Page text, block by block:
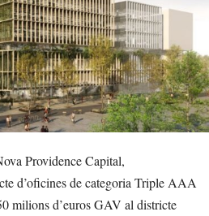
Providence Capital,
d’oficines de categoria Triple AAA
milions d’euros GAV al districte